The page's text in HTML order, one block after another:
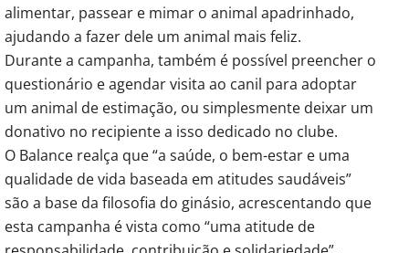
alimentar, passear e mimar o animal apadrinhado,
ajudando a fazer dele um animal mais feliz.
Durante a campanha, também é possível preencher o
questionário e agendar visita ao canil para adoptar
um animal de estimação, ou simplesmente deixar um
donativo no recipiente a isso dedicado no clube.
O Balance realça que “a saúde, o bem-estar e uma
qualidade de vida baseada em atitudes saudáveis”
são a base da filosofia do ginásio, acrescentando que
esta campanha é vista como “uma atitude de